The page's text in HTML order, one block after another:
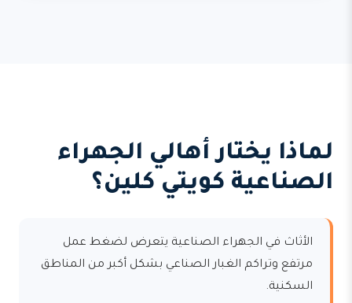
لماذا يختار أهالي الجهراء
الصناعية كويتي كلين؟
الأثاث في الجهراء الصناعية يتعرض لضغط عمل
مرتفع وتراكم الغبار الصناعي بشكل أكبر من المناطق
السكنية.